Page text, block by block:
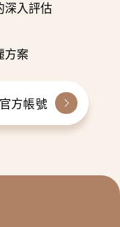
深入評估
方案
官方帳號